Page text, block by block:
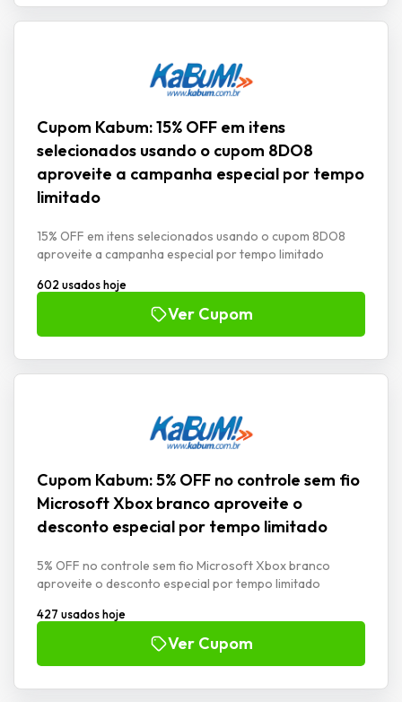
Cupom Kabum: 15% OFF em itens
selecionados usando o cupom 8DO8
aproveite a campanha especial por tempo
limitado
15% OFF em itens selecionados usando o cupom 8DO8
aproveite a campanha especial por tempo limitado
602 usados hoje
Ver Cupom
Cupom Kabum: 5% OFF no controle sem fio
Microsoft Xbox branco aproveite o
desconto especial por tempo limitado
5% OFF no controle sem fio Microsoft Xbox branco
aproveite o desconto especial por tempo limitado
427 usados hoje
Ver Cupom